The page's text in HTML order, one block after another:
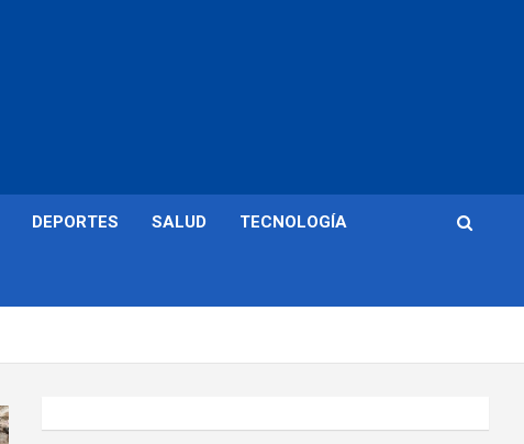
DEPORTES SALUD TECNOLOGÍA